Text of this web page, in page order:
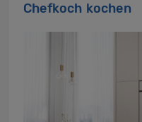
Chefkoch kochen